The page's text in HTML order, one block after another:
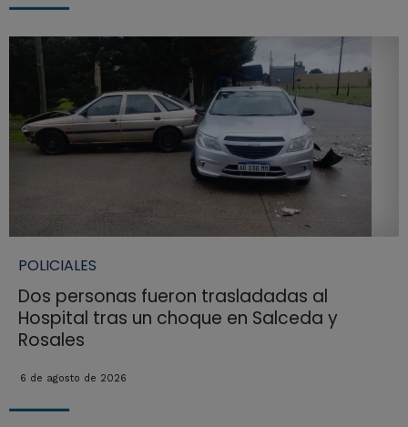
POLICIALES
Dos personas fueron trasladadas al
Hospital tras un choque en Salceda y
Rosales
6 de agosto de 2026